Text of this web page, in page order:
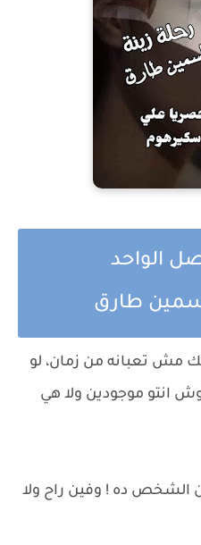
الواحد
طارق
مش تعبانه من زمان، لو
انتو موجودين ولا هي
الشخص ده ! وفين راح ولا